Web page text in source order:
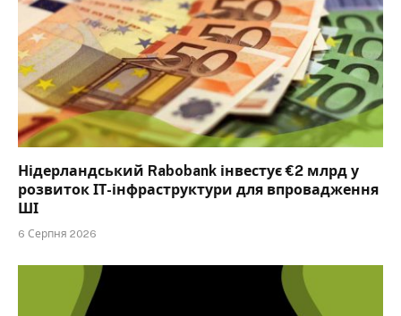
Нідерландський Rabobank інвестує €2 млрд у
розвиток ІТ-інфраструктури для впровадження
ШІ
6 Серпня 2026